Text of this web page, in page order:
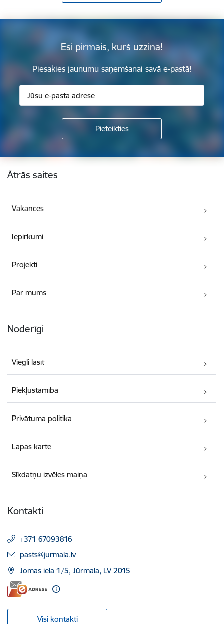
Esi pirmais, kurš uzzina!
Piesakies jaunumu saņemšanai savā e-pastā!
Kājene
Ātrās saites
Vakances
Iepirkumi
Projekti
Par mums
Noderīgi
Viegli lasīt
Piekļūstamība
Privātuma politika
Lapas karte
Sīkdatņu izvēles maiņa
Kontakti
+371 67093816
E-pasts:
pasts@jurmala.lv
Jomas iela 1/5, Jūrmala, LV 2015
Visi kontakti